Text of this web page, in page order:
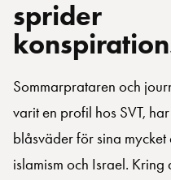
sprider
Sommarprataren och
varit en profil hos SVT,
blåsväder för sina
islamism och Israel.